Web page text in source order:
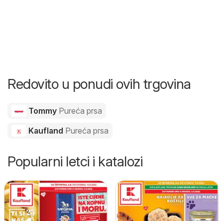
Redovito u ponudi ovih trgovina
Tommy Pureća prsa
Kaufland Pureća prsa
Popularni letci i katalozi